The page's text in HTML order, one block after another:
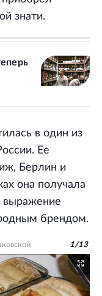
знати.
в один из
Ее
Берлин и
она получала
выражение
брендом.
1/13